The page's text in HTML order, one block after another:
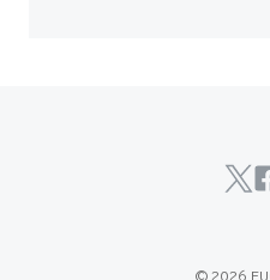
© 2026